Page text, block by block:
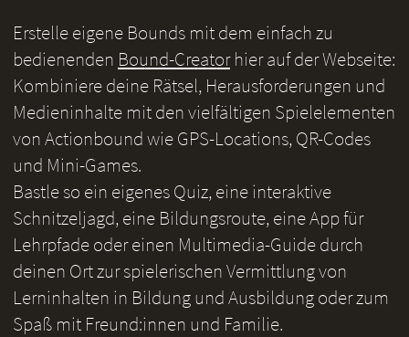
Erstelle eigene Bounds mit dem einfach zu
bedienenden Bound-Creatorhier auf der Webseite:
Kombiniere deine Rätsel, Herausforderungen und
Medieninhalte mit den vielfältigen Spielelementen
von Actionbound wie GPS-Locations, QR-Codes
und Mini-Games.
Bastle so ein eigenes Quiz, eine interaktive
Schnitzeljagd, eine Bildungsroute, eine App für
Lehrpfade oder einen Multimedia-Guide durch
deinen Ort zur spielerischen Vermittlung von
Lerninhalten in Bildung und Ausbildung oder zum
Spaß mit Freund:innen und Familie.